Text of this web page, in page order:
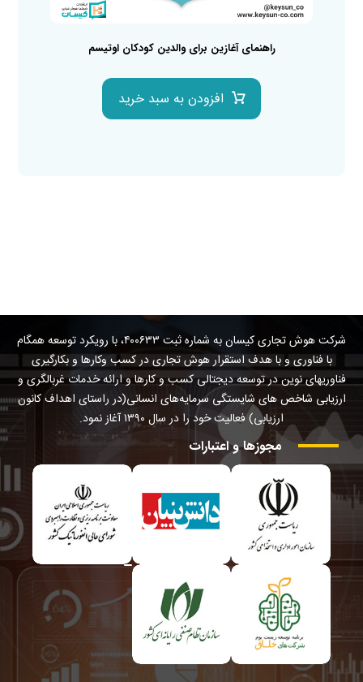
راهنمای آغازین برای والدین کودکان اوتیسم
افزودن به سبد خرید
شرکت هوش تجاری کیسان به شماره ثبت ۴۰۰۶۳۳، با رویکرد توسعه همگام
با فناوری و با هدف استقرار هوش تجاری در کسب وکارها و بکارگیری
فناوریهای نوین در توسعه دیجتالی کسب و کارها و ارائه خدمات غربالگری و
ارزیابی شاخص های شایستگی سرمایه‌های انسانی(در راستای اهداف کانون
ارزیابی) فعالیت خود را در سال ۱۳۹۰ آغاز نمود.
مجوزها و اعتبارات